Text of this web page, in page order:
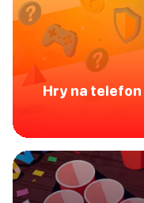
Hry na telefon